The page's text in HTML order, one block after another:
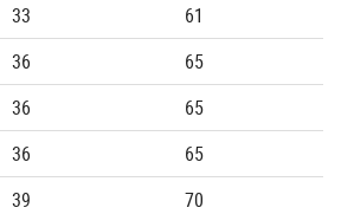
33
61
36
65
36
65
36
65
39
70